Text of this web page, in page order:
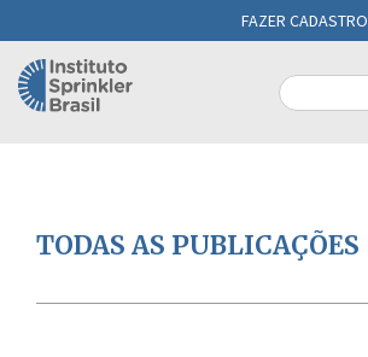
FAZER CADASTRO
TODAS AS PUBLICAÇÕES